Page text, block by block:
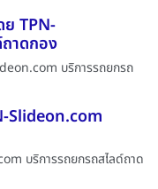
ย TPN-
าดกอง
บริการรถยกรถ
Slideon.com
บริการรถยกรถสไลด์ถาด